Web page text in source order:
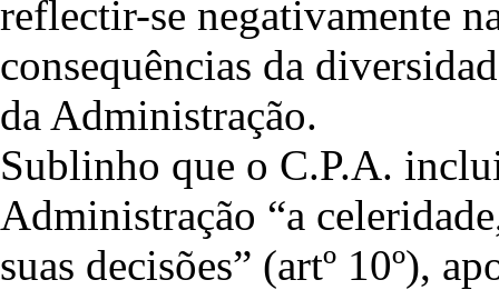
reflectir-se negativamente
consequências da
da Administração.
Sublinho que o C.P.A.
Administração “a
suas decisões” (artº 10º),